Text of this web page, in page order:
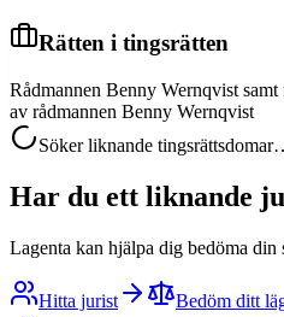
Rätten i tingsrätten
Rådmannen Benny Wernqvist
av rådmannen Benny Wernqvist
Söker liknande
Har du ett liknande
Lagenta kan hjälpa dig bedöma
Hitta jurist Bedöm ditt